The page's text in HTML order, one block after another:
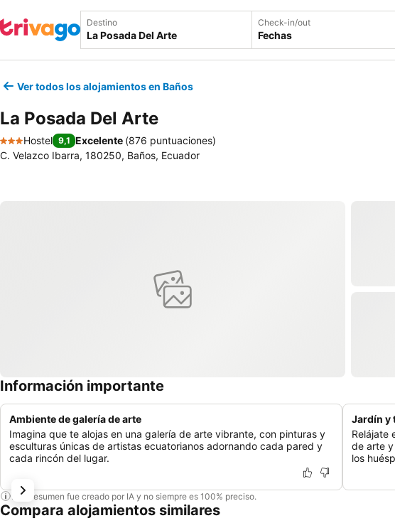
Destino Check-in/out
Fechas
Ver todos los alojamientos en Baños
La Posada Del Arte
3 Estrellas
Hostel 9,1 Excelente (876 puntuaciones)
C. Velazco Ibarra, 180250, Baños, Ecuador
Información importante
Ambiente de galería de arte
Imagina que te alojas en una galería de arte vibrante, con pinturas y
esculturas únicas de artistas ecuatorianos adornando cada pared y
cada rincón del lugar.
Jardín y
Relájate
de arte
los
Este resumen fue creado por IA y no siempre es 100% preciso.
Compara alojamientos similares